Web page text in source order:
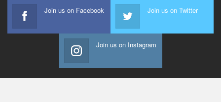
Join us on Facebook Join us on Twitter
Join us on Instagram